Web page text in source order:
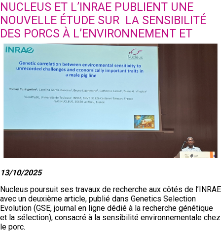
NUCLEUS ET L’INRAE PUBLIENT UNE
NOUVELLE ÉTUDE SUR LA SENSIBILITÉ
DES PORCS À L’ENVIRONNEMENT ET
LEURS PERFORMANCES ÉCONOMIQUE
13/10/2025
Nucleus poursuit ses travaux de recherche aux côtés de l’INRAE
avec un deuxième article, publié dans Genetics Selection
Evolution (GSE, journal en ligne dédié à la recherche génétique
et la sélection), consacré à la sensibilité environnementale chez
le porc.